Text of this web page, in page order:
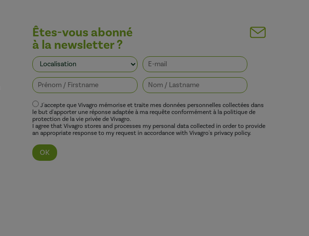
Êtes-vous abonné
à la newsletter ?
J'accepte que Vivagro mémorise et traite mes données personnelles collectées dans
le but d'apporter une réponse adaptée à ma requête conformément à la politique de
protection de la vie privée de Vivagro.
I agree that Vivagro stores and processes my personal data collected in order to provide
an appropriate response to my request in accordance with Vivagro's privacy policy.